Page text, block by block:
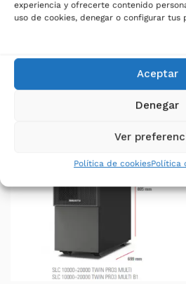
experiencia y ofrecerte contenido
uso de cookies, denegar o configurar tus
Aceptar
Denegar
Ver
Política de cookiesPolítica
permite hasta 2 módulos EBM